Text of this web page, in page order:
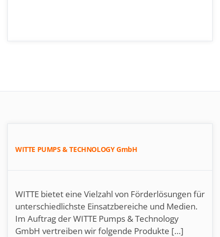
WITTE PUMPS & TECHNOLOGY GmbH
WITTE bietet eine Vielzahl von Förderlösungen für
unterschiedlichste Einsatzbereiche und Medien.
Im Auftrag der WITTE Pumps & Technology
GmbH vertreiben wir folgende Produkte […]